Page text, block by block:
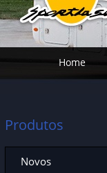
Home
Produtos
Novos